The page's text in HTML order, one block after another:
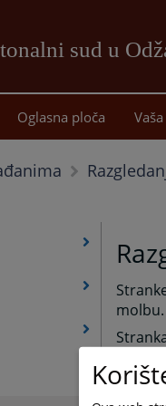
sud u
Oglasna ploča
molbu.